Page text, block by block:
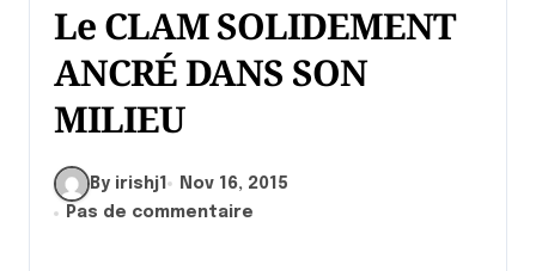
Le CLAM SOLIDEMENT
ANCRÉ DANS SON
MILIEU
By irishj1
Nov 16, 2015
Pas de commentaire